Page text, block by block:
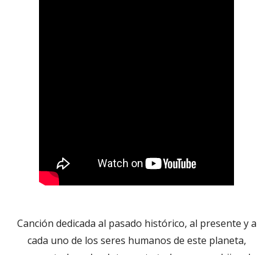
Canción dedicada al pasado histórico, al presente y a
cada uno de los seres humanos de este planeta,